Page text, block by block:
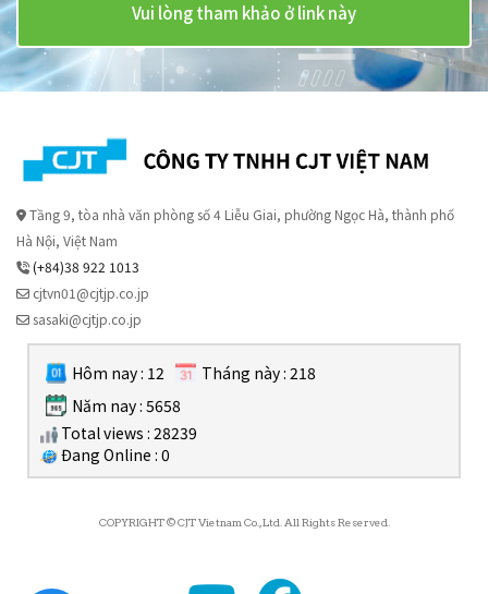
Vui lòng tham khảo ở link này
Tầng 9, tòa nhà văn phòng số 4 Liễu Giai, phường Ngọc Hà, thành phố
Hà Nội, Việt Nam
(+84)38 922 1013
cjtvn01@cjtjp.co.jp
sasaki@cjtjp.co.jp
Hôm nay : 12
Tháng này : 218
Năm nay : 5658
Total views : 28239
Đang Online : 0
COPYRIGHT © CJT Vietnam Co., Ltd. All Rights Reserved.